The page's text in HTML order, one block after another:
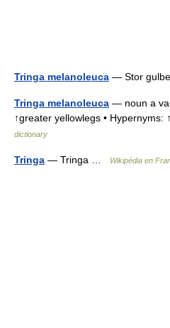
Tringa melanoleuca — Stor
Tringa melanoleuca — noun a
↑greater yellowlegs •
dictionary
Tringa — Tringa … Wikipédia en